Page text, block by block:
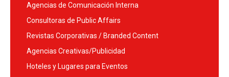
Agencias de Comunicación Interna
Consultoras de Public Affairs
Revistas Corporativas / Branded Content
Agencias Creativas/Publicidad
Hoteles y Lugares para Eventos